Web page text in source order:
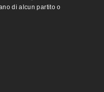
di alcun partito o